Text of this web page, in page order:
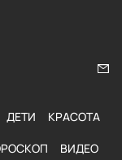
ДЕТИ КРАСОТА
ВИДЕО